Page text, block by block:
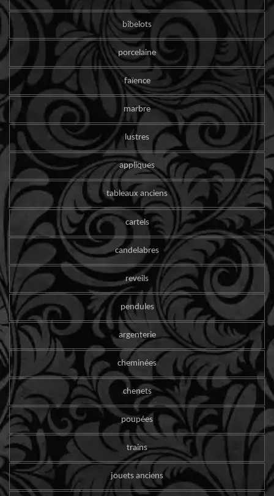
bibelots
porcelaine
faïence
marbre
lustres
appliques
tableaux anciens
cartels
candelabres
reveils
pendules
argenterie
cheminées
chenets
poupées
trains
jouets anciens